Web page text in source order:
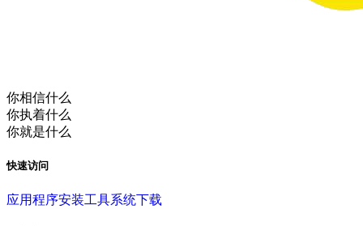
你相信什么
你执着什么
你就是什么
快速访问
应用程序安装工具系统下载